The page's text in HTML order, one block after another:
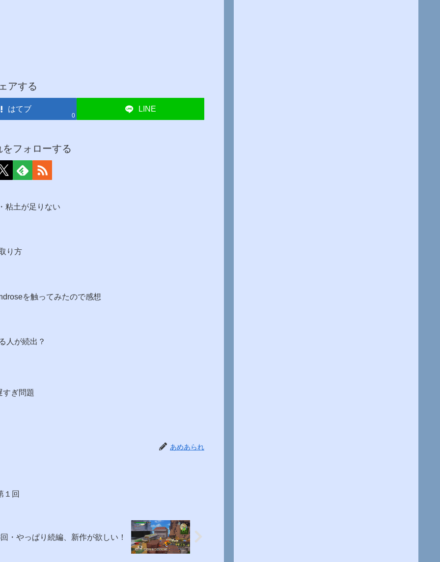
アする
はてブ
0
LINE
フォローする
粘土が足りない
り方
を触ってみたので感想
人が続出？
すぎ問題
あめあられ
１回
・やっぱり続編、新作が欲しい！